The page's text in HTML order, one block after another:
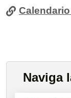
Naviga